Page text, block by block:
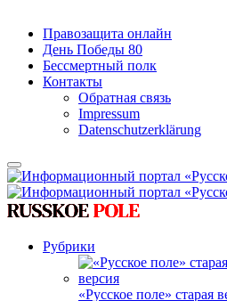
Правозащита онлайн
День Победы 80
Бессмертный полк
Контакты
Обратная связь
Impressum
Datenschutzerklärung
Рубрики
«Русское поле» старая